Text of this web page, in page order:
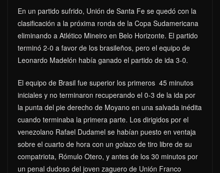
En un partido sufrido, Unión de Santa Fe se quedó con la
clasificación a la próxima ronda de la Copa Sudamericana
eliminando a Atlético Mineiro en Belo Horizonte. El partido
terminó 2-0 a favor de los brasileños, pero el equipo de
Leonardo Madelón había ganado el partido de ida 3-0.
El equipo de Brasil fue superior los primeros 45 minutos
iniciales y no terminaron recuperando el 0-3 de la ida por
la punta del pie derecho de Moyano en una salvada inédita
cuando terminaba la primera parte. Los dirigidos por el
venezolano Rafael Dudamel se habían puesto en ventaja
sobre el cuarto de hora con un golazo de tiro libre de su
compatriota, Rómulo Otero, y antes de los 30 minutos por
un penal dudoso del joven zaguero de Unión Franco